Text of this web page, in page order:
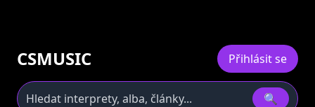
CSMUSIC Přihlásit se
🔍